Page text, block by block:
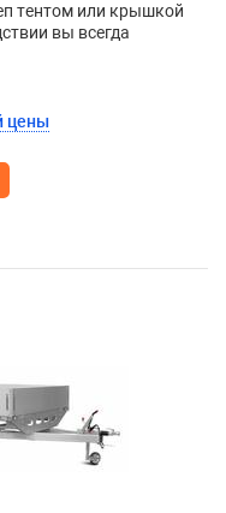
тентом или крышкой
вы всегда
цены